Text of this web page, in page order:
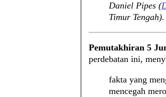
Daniel Pipes (
Timur
Pemutakhiran 5
perdebatan ini,
fakta yang
mencegah